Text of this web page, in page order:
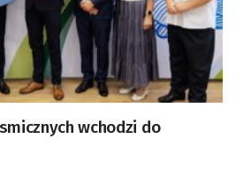
wchodzi do